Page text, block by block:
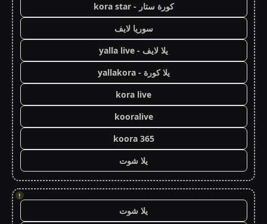
كورة ستار - kora star
سوريا لايف
يلا لايف - yalla live
يلا كورة - yallakora
kora live
kooralive
koora 365
يلا شوت
!
يلا شوت